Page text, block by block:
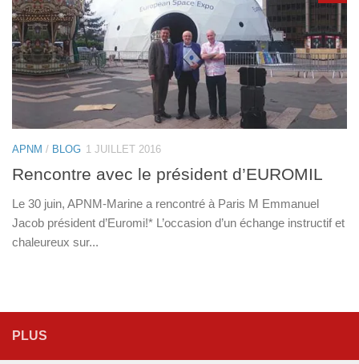
APNM / BLOG 1 JUILLET 2016
Rencontre avec le président d’EUROMIL
Le 30 juin, APNM-Marine a rencontré à Paris M Emmanuel
Jacob président d’Euromi!* L’occasion d’un échange instructif et
chaleureux sur...
PLUS